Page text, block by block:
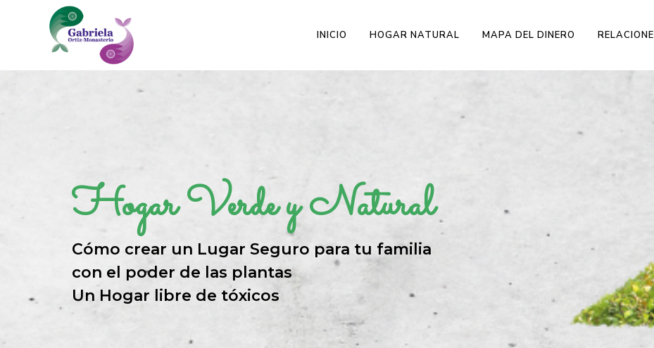
INICIO HOGAR NATURAL MAPA DEL DINERO
HogarVerde y Natural
Cómo crear un Lugar Seguro para tu familia
con el poder de las plantas
Un Hogar libre de tóxicos